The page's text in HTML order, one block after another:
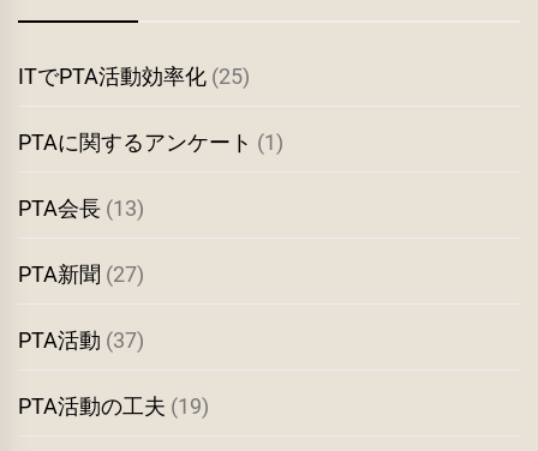
イ
ITでPTA活動効率化 (25)
PTAに関するアンケート (1)
PTA会長 (13)
PTA新聞 (27)
PTA活動 (37)
PTA活動の工夫 (19)